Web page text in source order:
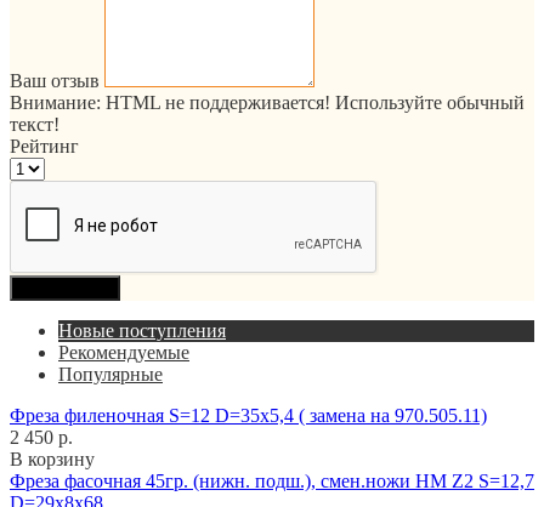
Ваш отзыв
Внимание: HTML не поддерживается! Используйте обычный
текст!
Рейтинг
Новые поступления
Рекомендуемые
Популярные
Фреза филеночная S=12 D=35x5,4 ( замена на 970.505.11)
2 450 р.
В корзину
Фреза фасочная 45гр. (нижн. подш.), смен.ножи HM Z2 S=12,7
D=29x8x68